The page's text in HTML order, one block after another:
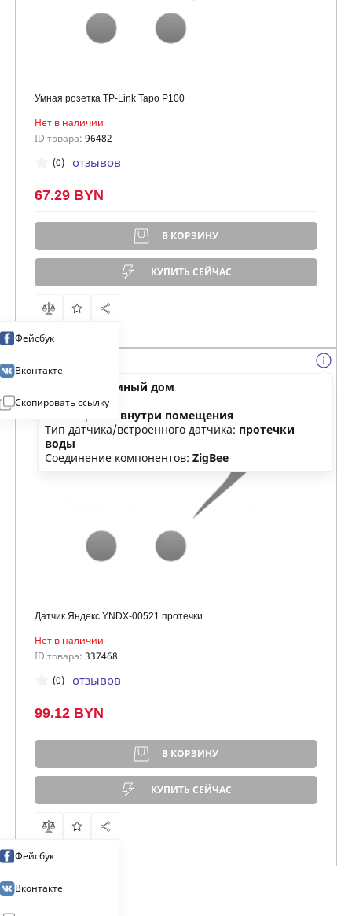
Умная розетка TP-Link Tapo P100
Нет в наличии
ID товара: 96482
(0) отзывов
67.29 BYN
В КОРЗИНУ
КУПИТЬ СЕЙЧАС
Фейсбук
Вконтакте
Скопировать ссылку
Датчик Яндекс YNDX-00521 протечки
Нет в наличии
ID товара: 337468
умный дом
Тип:датчик
внутри помещения
Тип датчика/встроенного датчика: протечки
воды
Соединение компонентов: ZigBee
(0) отзывов
99.12 BYN
В КОРЗИНУ
КУПИТЬ СЕЙЧАС
Фейсбук
Вконтакте